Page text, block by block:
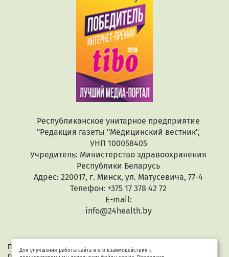
Республиканское унитарное предприятие
"Редакция газеты "Медицинский вестник",
УНП 100058405
Учредитель: Министерство здравоохранения
Республики Беларусь
Адрес: 220017, г. Минск, ул. Матусевича, 77-4
Телефон: +375 17 378 42 72
E-mail:
info@24health.by
При копировании или цитировании текстов активная
Для улучшения работы сайта и его взаимодействия с